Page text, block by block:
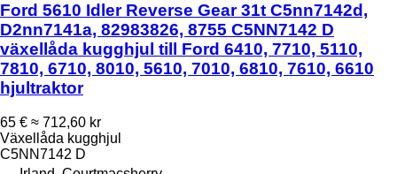
Ford 5610 Idler Reverse Gear 31t C5nn7142d,
D2nn7141a, 82983826, 8755 C5NN7142 D
växellåda kugghjul till Ford 6410, 7710, 5110,
7810, 6710, 8010, 5610, 7010, 6810, 7610, 6610
hjultraktor
65 € ≈ 712,60 kr
Växellåda kugghjul
C5NN7142 D